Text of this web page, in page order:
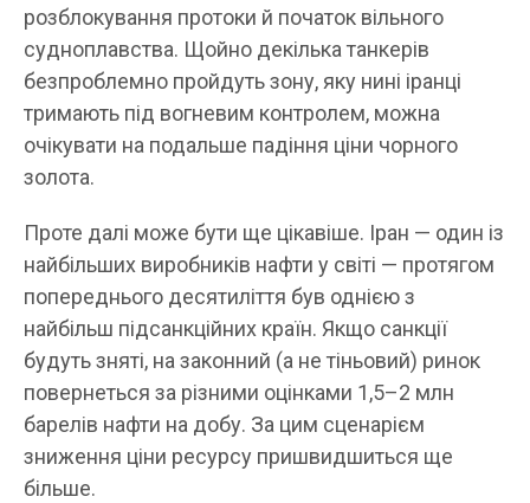
розблокування протоки й початок вільного
судноплавства. Щойно декілька танкерів
безпроблемно пройдуть зону, яку нині іранці
тримають під вогневим контролем, можна
очікувати на подальше падіння ціни чорного
золота.
Проте далі може бути ще цікавіше. Іран — один із
найбільших виробників нафти у світі — протягом
попереднього десятиліття був однією з
найбільш підсанкційних країн. Якщо санкції
будуть зняті, на законний (а не тіньовий) ринок
повернеться за різними оцінками 1,5–2 млн
барелів нафти на добу. За цим сценарієм
зниження ціни ресурсу пришвидшиться ще
більше.